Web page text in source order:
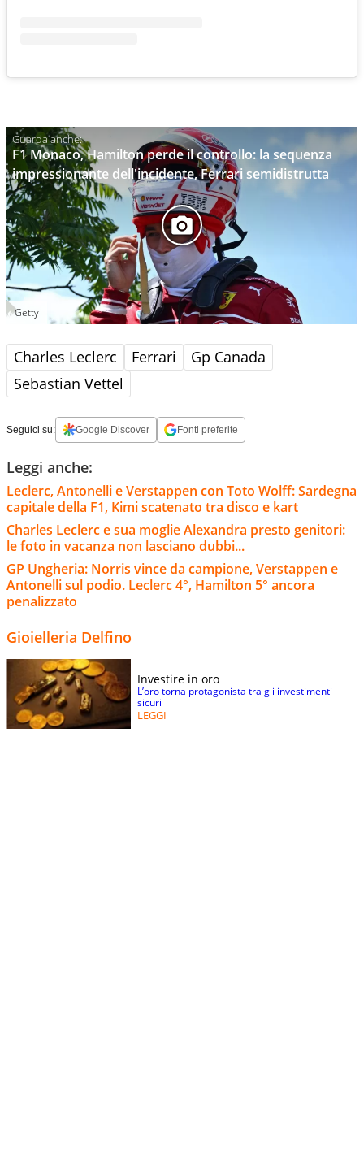
F1 Monaco, Hamilton perde il controllo: la sequenza
impressionante dell'incidente, Ferrari semidistrutta
Getty
Charles Leclerc Ferrari
Gp Canada
Sebastian Vettel
Seguici su: Google Discover Fonti preferite
Leggi anche:
Leclerc, Antonelli e Verstappen con Toto Wolff: Sardegna
capitale della F1, Kimi scatenato tra disco e kart
Charles Leclerc e sua moglie Alexandra presto genitori:
le foto in vacanza non lasciano dubbi...
GP Ungheria: Norris vince da campione, Verstappen e
Antonelli sul podio. Leclerc 4°, Hamilton 5° ancora
penalizzato
Gioielleria Delfino
Investire in oro
L’oro torna protagonista tra gli investimenti
sicuri
LEGGI